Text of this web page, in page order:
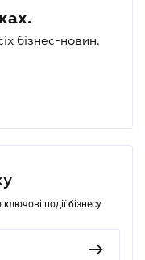
бізнес-новин.
події бізнесу